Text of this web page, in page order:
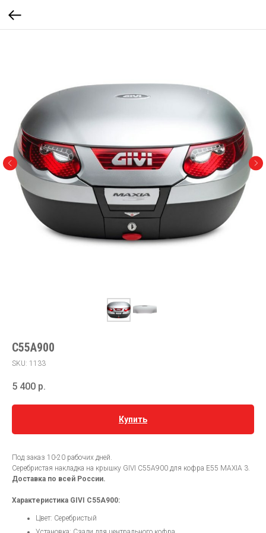
C55A900
SKU: 1133
5 400 р.
Купить
Под заказ 10-20 рабочих дней.
Серебристая накладка на крышку GIVI C55A900 для кофра E55 MAXIA 3.
Доставка по всей России.
Характеристика GIVI C55A900:
Цвет: Серебристый